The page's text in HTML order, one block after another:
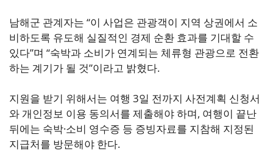
남해군 관계자는 “이 사업은 관광객이 지역 상권에서 소
비하도록 유도해 실질적인 경제 순환 효과를 기대할 수
있다”며 “숙박과 소비가 연계되는 체류형 관광으로 전환
하는 계기가 될 것”이라고 밝혔다.
지원을 받기 위해서는 여행 3일 전까지 사전계획 신청서
와 개인정보 이용 동의서를 제출해야 하며, 여행이 끝난
뒤에는 숙박·소비 영수증 등 증빙자료를 지참해 지정된
지급처를 방문해야 한다.